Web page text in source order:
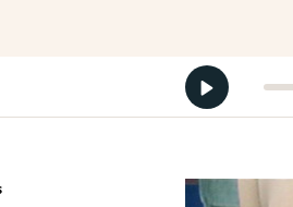
Démarrer
la
version
page